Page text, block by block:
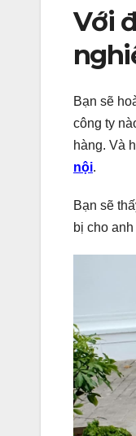
Với
Bạn sẽ
công ty
hàng. Và
nội.
Bạn sẽ
bị cho